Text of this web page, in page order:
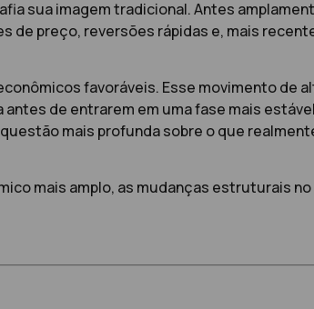
sua imagem tradicional. Antes
preço, reversões rápidas e, mais
favoráveis. Esse movimento de
de entrarem em uma fase mais
mais profunda sobre o que
mais amplo, as mudanças estruturais